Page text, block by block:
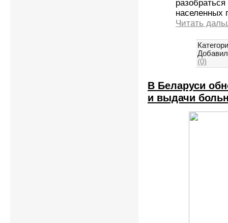
населенных
Читать
(0)
В Беларуси
и выдачи